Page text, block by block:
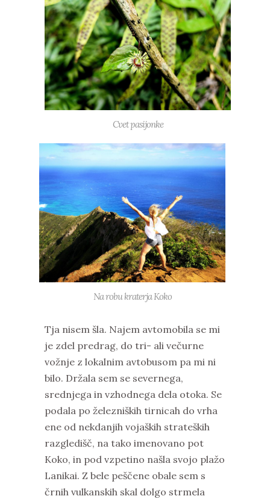
Cvet pasijonke
Na robu kraterja Koko
Tja nisem šla. Najem avtomobila se mi
je zdel predrag, do tri- ali večurne
vožnje z lokalnim avtobusom pa mi ni
bilo. Držala sem se severnega,
srednjega in vzhodnega dela otoka. Se
podala po železniških tirnicah do vrha
ene od nekdanjih vojaških strateških
razgledišč, na tako imenovano pot
Koko, in pod vzpetino našla svojo plažo
Lanikai. Z bele peščene obale sem s
črnih vulkanskih skal dolgo strmela